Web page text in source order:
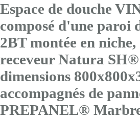
Espace de douche
composé d'une paroi
2BT montée en niche,
receveur Natura
dimensions
accompagnés de
PREPANEL®